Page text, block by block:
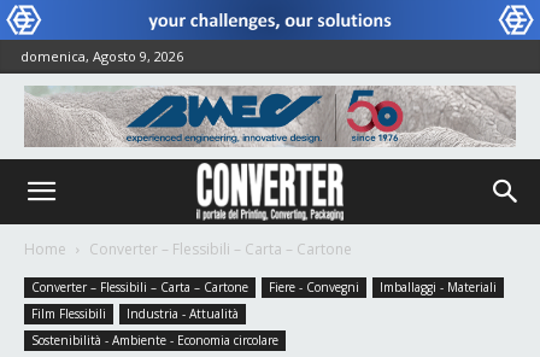
domenica, Agosto 9, 2026
Home Converter – Flessibili – Carta – Cartone
Converter – Flessibili – Carta – Cartone Fiere - Convegni
Imballaggi - Materiali
Film Flessibili
Industria - Attualità
Sostenibilità - Ambiente - Economia circolare